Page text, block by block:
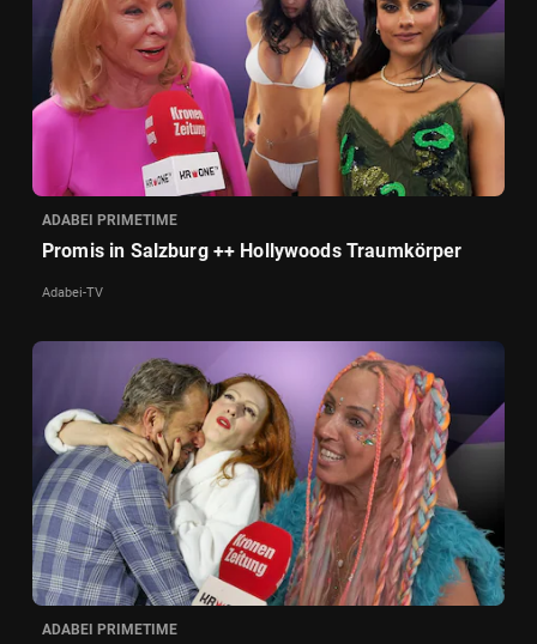
ADABEI PRIMETIME
Promis in Salzburg ++ Hollywoods Traumkörper
Adabei-TV
ADABEI PRIMETIME